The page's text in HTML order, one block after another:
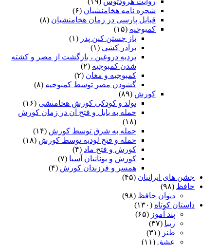
شجره نامه هخامنشیان (۶)
قبایل پارسی در زمان هخامنشیان (۸)
کمبوجیه (۱۵)
باز جستن کین پدر (۱)
برادر کشی (۱)
بردیه دروغین ، بازگشت از مصر و کشته
شدن کمبوجیه (۲)
کمبوجیه و مغان (۲)
گشودن مصر توسط کمبوجیه (۸)
کورش (۸۹)
تولد و کودکی کورش هخامنشی (۱۶)
حمله به بابل و فتح آن در زمان کورش
(۱۸)
حمله به شرق توسط کورش (۱۴)
حمله و فتح لودیه توسط کورش (۱۸)
کورش و فتح ماد (۴)
کورش و یونانیان آسیا (۷)
همسر و فرزندان کورش (۴)
جشن های ایرانیان (۴۵)
حافظ (۹۸)
دیوان حافظ (۹۸)
داستان کوتاه (۱۳۰)
پند آموز (۶۵)
زیبا (۳۷)
طنز (۳۱)
عشق (۱۱)